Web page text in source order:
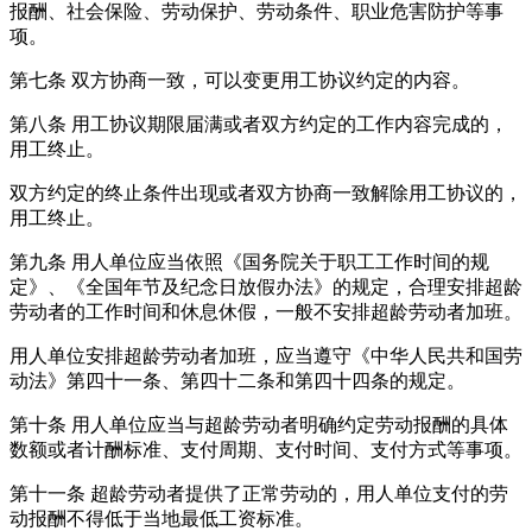
报酬、社会保险、劳动保护、劳动条件、职业危害防护等事
项。
第七条 双方协商一致，可以变更用工协议约定的内容。
第八条 用工协议期限届满或者双方约定的工作内容完成的，
用工终止。
双方约定的终止条件出现或者双方协商一致解除用工协议的，
用工终止。
第九条 用人单位应当依照《国务院关于职工工作时间的规
定》、《全国年节及纪念日放假办法》的规定，合理安排超龄
劳动者的工作时间和休息休假，一般不安排超龄劳动者加班。
用人单位安排超龄劳动者加班，应当遵守《中华人民共和国劳
动法》第四十一条、第四十二条和第四十四条的规定。
第十条 用人单位应当与超龄劳动者明确约定劳动报酬的具体
数额或者计酬标准、支付周期、支付时间、支付方式等事项。
第十一条 超龄劳动者提供了正常劳动的，用人单位支付的劳
动报酬不得低于当地最低工资标准。